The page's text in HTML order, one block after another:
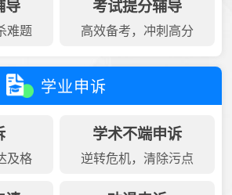
导
难题
考试提分辅导
高效备考，冲刺高分
学业申诉
及格
学术不端申诉
逆转危机，清除污点